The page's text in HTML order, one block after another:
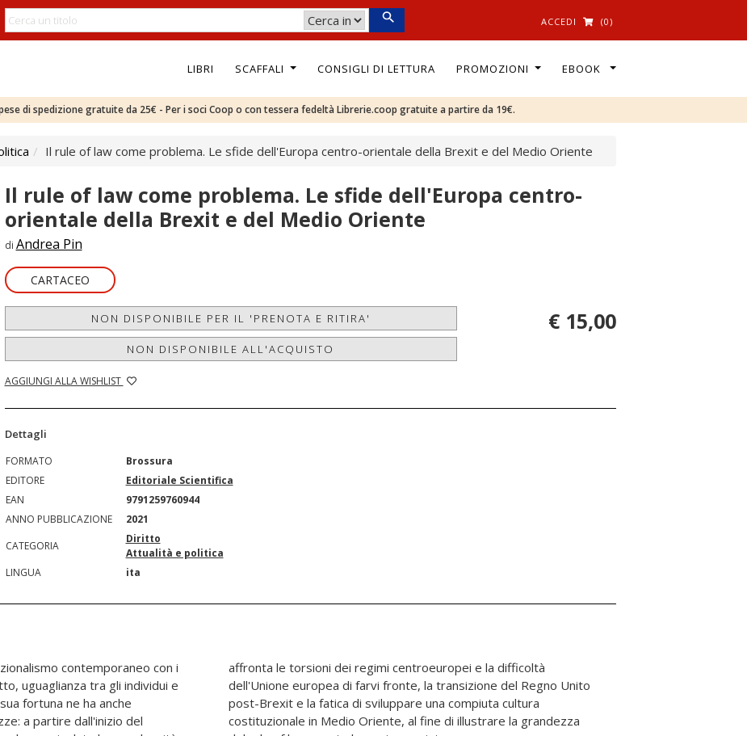
ACCEDI (0)
LIBRI SCAFFALI CONSIGLI DI LETTURA PROMOZIONI EBOOK
di spedizione gratuite da 25€ - Per i soci Coop o con tessera fedeltà Librerie.coop gratuite a partire da 19€.
Il rule of law come problema. Le sfide dell'Europa centro-orientale della Brexit e del Medio Oriente
Il rule of law come problema. Le sfide dell'Europa centro-
orientale della Brexit e del Medio Oriente
di Andrea Pin
CARTACEO
NON DISPONIBILE PER IL 'PRENOTA E RITIRA'
NON DISPONIBILE ALL'ACQUISTO
AGGIUNGI ALLA WISHLIST
€ 15,00
Dettagli
FORMATO
Brossura
EDITORE
Editoriale Scientifica
EAN
9791259760944
ANNO PUBBLICAZIONE
2021
CATEGORIA
Diritto
Attualità e politica
LINGUA
ita
contemporaneo con i
uguaglianza tra gli individui e
fortuna ne ha anche
a partire dall'inizio del
e la difficoltà
la transizione del Regno Unito
una compiuta cultura
di illustrare la grandezza